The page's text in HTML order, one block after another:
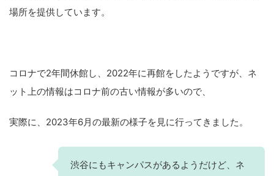
場所を提供しています。
コロナで2年間休館し、2022年に再館をしたようですが、ネ
ット上の情報はコロナ前の古い情報が多いので、
実際に、2023年6月の最新の様子を見に行ってきました。
渋谷にもキャンパスがあるようだけど、ネ